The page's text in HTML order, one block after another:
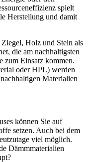
spielt
Herstellung und damit
Holz und Stein als
die am nachhaltigsten
zum Einsatz kommen.
oder HPL) werden
Materialien
können Sie auf
setzen. Auch bei dem
viel möglich.
Dämmmaterialien